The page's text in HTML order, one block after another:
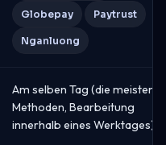
Globepay Paytrust
Nganluong
Am selben Tag (die meisten
Methoden, Bearbeitung
innerhalb eines Werktages)